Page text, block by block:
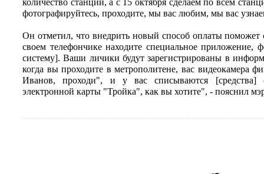
количество станций, а с 15 октября сделаем по всем
фотографируйтесь, проходите, мы вас любим, мы вас
Он отметил, что внедрить новый способ оплаты
своем телефончике находите специальное приложение,
систему]. Ваши личики будут зарегистрированы в
когда вы проходите в метрополитене, вас видеокамера
Иванов, проходи", и у вас списываются [средства]
электронной карты "Тройка", как вы хотите", - пояснил